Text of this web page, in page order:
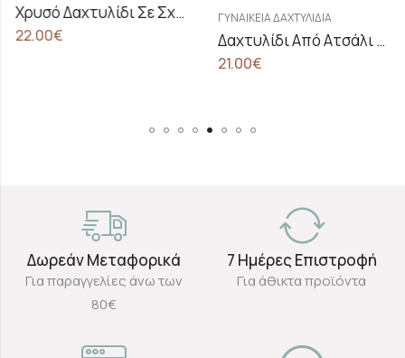
Χρυσό Δαχτυλίδι Σε Σχήμα Οβάλ
22.00€
ΓΥΝΑΙΚΕΊΑ ΔΑΧΤΥΛΊΔΙΑ
Δαχτυλίδι Από Ατσάλι Σε Σχέδιο Ασύμμετρο Οβάλ
21.00€
Δωρεάν Μεταφορικά
Για παραγγελίες άνω των
80€
7 Ημέρες Επιστροφή
Για άθικτα προϊόντα